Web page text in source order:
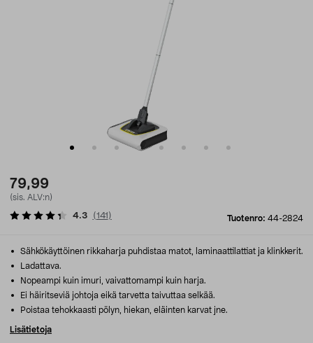
79,99
(sis. ALV:n)
Tuotenro: 44-2824
4.3 (141 )
Sähkökäyttöinen rikkaharja puhdistaa matot, laminaattilattiat ja klinkkerit.
Ladattava.
Nopeampi kuin imuri, vaivattomampi kuin harja.
Ei häiritseviä johtoja eikä tarvetta taivuttaa selkää.
Poistaa tehokkaasti pölyn, hiekan, eläinten karvat jne.
Lisätietoja